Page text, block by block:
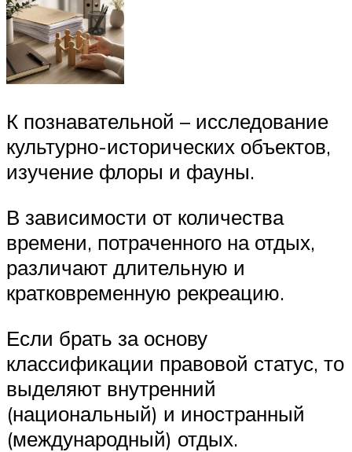
К познавательной – исследование
культурно-исторических объектов,
изучение флоры и фауны.
В зависимости от количества
времени, потраченного на отдых,
различают длительную и
кратковременную рекреацию.
Если брать за основу
классификации правовой статус, то
выделяют внутренний
(национальный) и иностранный
(международный) отдых.